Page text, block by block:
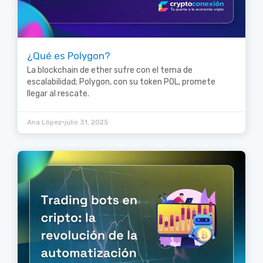
¿Qué es Polygon?
La blockchain de ether sufre con el tema de
escalabilidad; Polygon, con su token POL, promete
llegar al rescate.
Ana López•julio 31, 2025